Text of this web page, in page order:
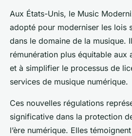
Aux États-Unis, le Music
adopté pour moderniser les lois
dans le domaine de la musique.
rémunération plus équitable aux
et à simplifier le processus de
services de musique numérique.
Ces nouvelles régulations
significative dans la protection
l’ère numérique. Elles